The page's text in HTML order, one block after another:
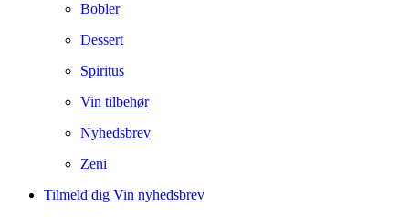
Bobler
Dessert
Spiritus
Vin tilbehør
Nyhedsbrev
Zeni
Tilmeld dig Vin nyhedsbrev